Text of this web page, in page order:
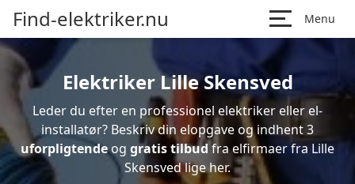
Find-elektriker.nu Menu
Elektriker Lille Skensved
Leder du efter en professionel elektriker eller el-
installatør? Beskriv din elopgave og indhent 3
uforpligtendeog gratis tilbud fra elfirmaer fra Lille
Skensved lige her.